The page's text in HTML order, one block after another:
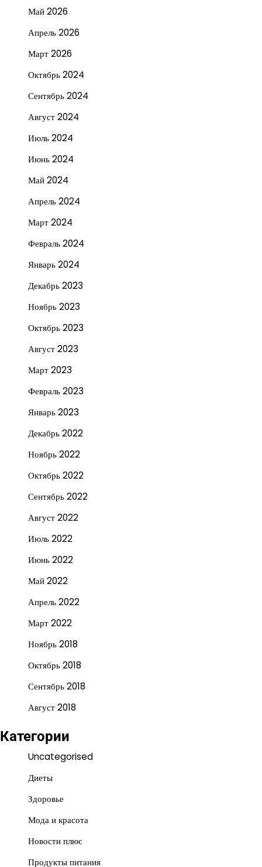
Май 2026
Апрель 2026
Март 2026
Октябрь 2024
Сентябрь 2024
Август 2024
Июль 2024
Июнь 2024
Май 2024
Апрель 2024
Март 2024
Февраль 2024
Январь 2024
Декабрь 2023
Ноябрь 2023
Октябрь 2023
Август 2023
Март 2023
Февраль 2023
Январь 2023
Декабрь 2022
Ноябрь 2022
Октябрь 2022
Сентябрь 2022
Август 2022
Июль 2022
Июнь 2022
Май 2022
Апрель 2022
Март 2022
Ноябрь 2018
Октябрь 2018
Сентябрь 2018
Август 2018
Категории
Uncategorised
Диеты
Здоровье
Мода и красота
Новости плюс
Продукты питания